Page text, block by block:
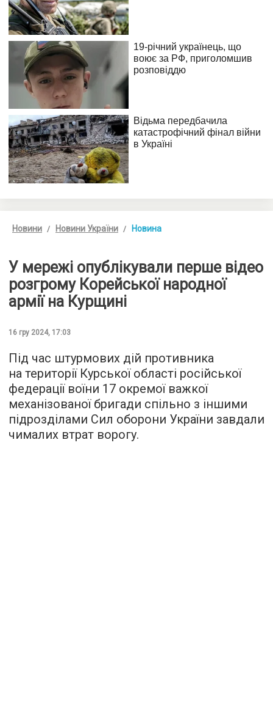
Новини Новини України Новина
У мережі опублікували перше відео
розгрому Корейської народної
армії на Курщині
16 гру 2024, 17:03
Під час штурмових дій противника
на території Курської області російської
федерації воїни 17 окремої важкої
механізованої бригади спільно з іншими
підрозділами Сил оборони України завдали
чималих втрат ворогу.